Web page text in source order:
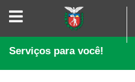
SUPERINTENDÊNCIA-
<BR>GOVERNANÇA
SERVIÇOS
DADOS
Serviços para você!